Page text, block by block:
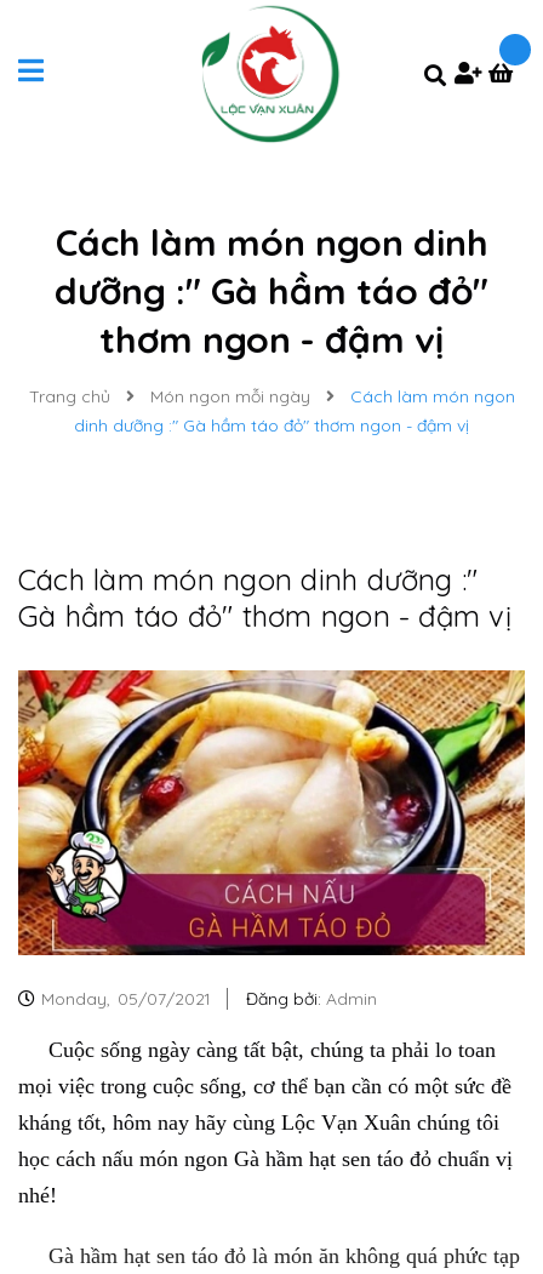
Cách làm món ngon dinh
dưỡng :" Gà hầm táo đỏ"
thơm ngon - đậm vị
Trang chủ Món ngon mỗi ngày
Cách làm món ngon
dinh dưỡng :" Gà hầm táo đỏ" thơm ngon - đậm vị
Cách làm món ngon dinh dưỡng :"
Gà hầm táo đỏ" thơm ngon - đậm vị
Monday, 05/07/2021 Đăng bởi: Admin
Cuộc sống ngày càng tất bật, chúng ta phải lo toan
mọi việc trong cuộc sống, cơ thể bạn cần có một sức đề
kháng tốt, hôm nay hãy cùng Lộc Vạn Xuân chúng tôi
học cách nấu món ngon Gà hầm hạt sen táo đỏ chuẩn vị
nhé!
Gà hầm hạt sen táo đỏ là món ăn không quá phức tạp